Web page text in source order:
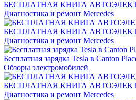
БЕСПЛАТНАЯ КНИГА
Диагностика и ремонт Mercedes
БЕСПЛАТНАЯ КНИГА
Диагностика и ремонт Mercedes
Бесплатная зарядка Tesla в Canton
Обзоры электромобилей
БЕСПЛАТНАЯ КНИГА
Диагностика и ремонт Mercedes